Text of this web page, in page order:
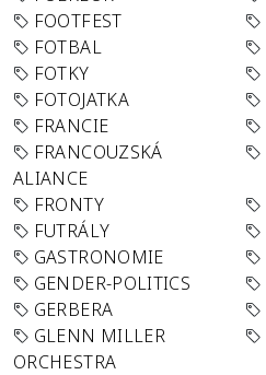
FOOTFEST
FOTBAL
FOTKY
FOTOJATKA
FRANCIE
FRANCOUZSKÁ
ALIANCE
FRONTY
FUTRÁLY
GASTRONOMIE
GENDER-POLITICS
GERBERA
GLENN MILLER
ORCHESTRA